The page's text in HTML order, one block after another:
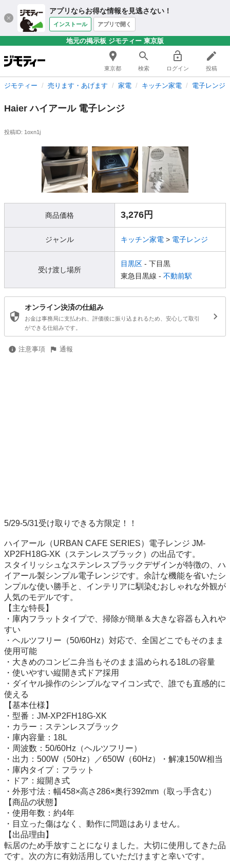
アプリならお得な情報を見逃さない！
インストール アプリで開く
地元の掲示板 ジモティー 東京版
東京都 検索 ログイン 投稿
ジモティー 売ります・あげます 家電 キッチン家電 電子レンジ
Haier ハイアール 電子レンジ
投稿ID: 1oxn1j
商品価格 3,276円
ジャンル キッチン家電 > 電子レンジ
受け渡し場所
目黒区 - 下目黒
東急目黒線 - 不動前駅
オンライン決済の仕組み
お金は事務局に支払われ、評価後に振り込まれるため、安心して取引
ができる仕組みです。
注意事項 通報
5/29-5/31受け取りできる方限定！！
ハイアール（URBAN CAFE SERIES）電子レンジ JM-
XP2FH18G-XK（ステンレスブラック）の出品です。
スタイリッシュなステンレスブラックデザインが特徴の、ハ
イアール製シンプル電子レンジです。余計な機能を省いたシ
ンプルな使い勝手と、インテリアに馴染むおしゃれな外観が
人気のモデルです。
【主な特長】
・庫内フラットタイプで、掃除が簡単＆大きな容器も入れや
すい
・ヘルツフリー（50/60Hz）対応で、全国どこでもそのまま
使用可能
・大きめのコンビニ弁当もそのまま温められる18Lの容量
・使いやすい縦開き式ドア採用
・ダイヤル操作のシンプルなマイコン式で、誰でも直感的に
使える
【基本仕様】
・型番：JM-XP2FH18G-XK
・カラー：ステンレスブラック
・庫内容量：18L
・周波数：50/60Hz（ヘルツフリー）
・出力：500W（50Hz）／650W（60Hz）・解凍150W相当
・庫内タイプ：フラット
・ドア：縦開き式
・外形寸法：幅458×高さ286×奥行392mm（取っ手含む）
【商品の状態】
・使用年数：約4年
・目立った傷はなく、動作に問題はありません。
【出品理由】
転居のため手放すことになりました。大切に使用してきた品
です。次の方に有効活用していただけますと幸いです。